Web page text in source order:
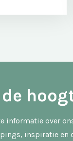
informatie over
inspiratie en